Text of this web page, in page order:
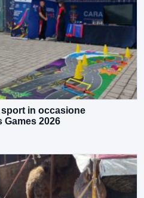
sport in occasione
Games 2026